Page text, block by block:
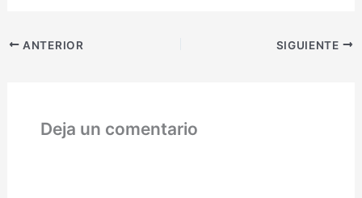
ANTERIOR SIGUIENTE
Deja un comentario